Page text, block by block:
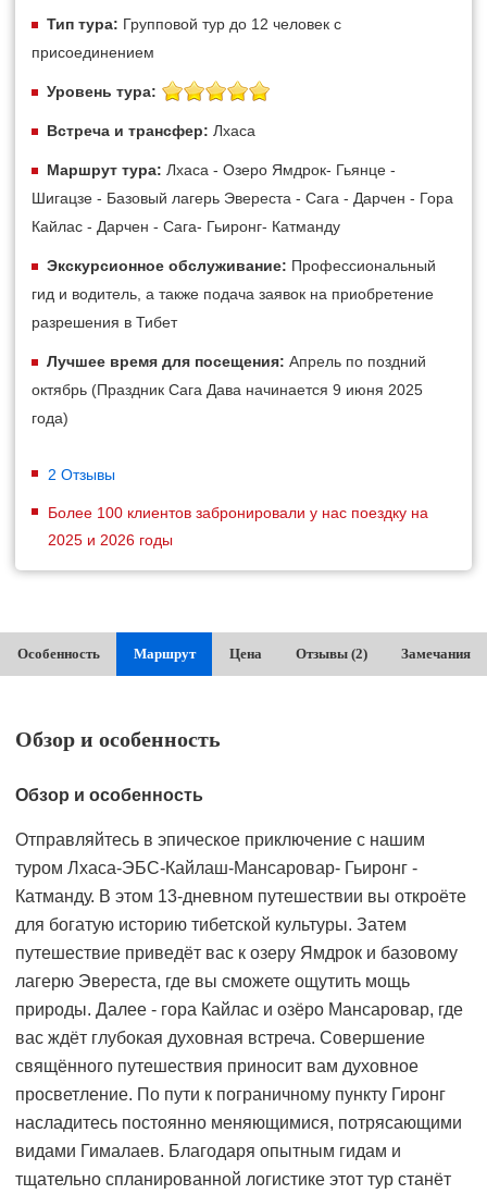
Тип тура: Групповой тур до 12 человек с
присоединением
Уровень тура:
Встреча и трансфер: Лхаса
Маршрут тура: Лхаса - Озеро Ямдрок- Гьянце -
Шигацзе - Базовый лагерь Эвереста - Сага - Дарчен - Гора
Кайлас - Дарчен - Сага- Гьиронг- Катманду
Экскурсионное обслуживание: Профессиональный
гид и водитель, а также подача заявок на приобретение
разрешения в Тибет
Лучшее время для посещения: Апрель по поздний
октябрь (Праздник Сага Дава начинается 9 июня 2025
года)
2 Отзывы
Более 100 клиентов забронировали у нас поездку на
2025 и 2026 годы
Особенность Маршрут Цена Отзывы (2) Замечания
Обзор и особенность
Обзор и особенность
Отправляйтесь в эпическое приключение с нашим
туром Лхаса-ЭБС-Кайлаш-Мансаровар- Гьиронг -
Катманду. В этом 13-дневном путешествии вы откроёте
для богатую историю тибетской культуры. Затем
путешествие приведёт вас к озеру Ямдрок и базовому
лагерю Эвереста, где вы сможете ощутить мощь
природы. Далее - гора Кайлас и озёро Мансаровар, где
вас ждёт глубокая духовная встреча. Совершение
свящённого путешествия приносит вам духовное
просветление. По пути к пограничному пункту Гиронг
насладитесь постоянно меняющимися, потрясающими
видами Гималаев. Благодаря опытным гидам и
тщательно спланированной логистике этот тур станёт